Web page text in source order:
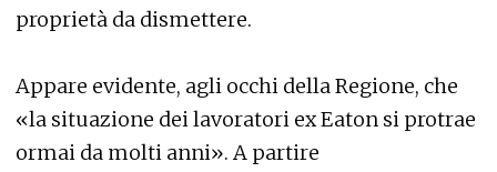
proprietà da dismettere.
Appare evidente, agli occhi della Regione, che
«la situazione dei lavoratori ex Eaton si protrae
ormai da molti anni». A partire